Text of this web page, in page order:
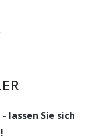
lassen Sie sich